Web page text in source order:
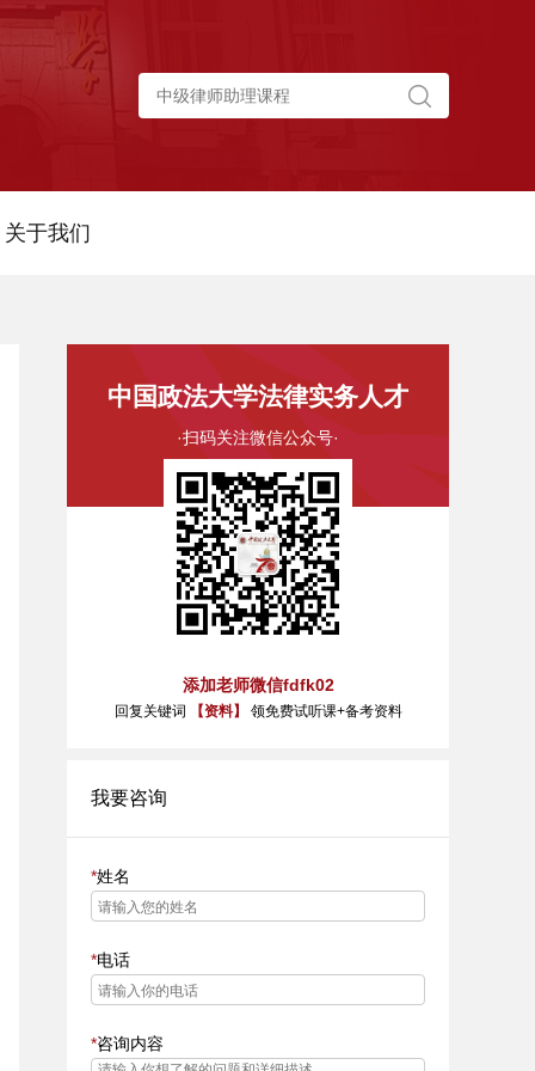
关于我们
中国政法大学法律实务人才
·扫码关注微信公众号·
添加老师微信fdfk02
回复关键词 【资料】 领免费试听课+备考资料
我要咨询
姓名
电话
咨询内容